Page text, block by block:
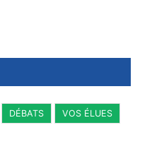
DÉBATS VOS ÉLUES